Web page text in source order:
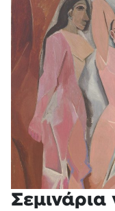
Σεμινάρια